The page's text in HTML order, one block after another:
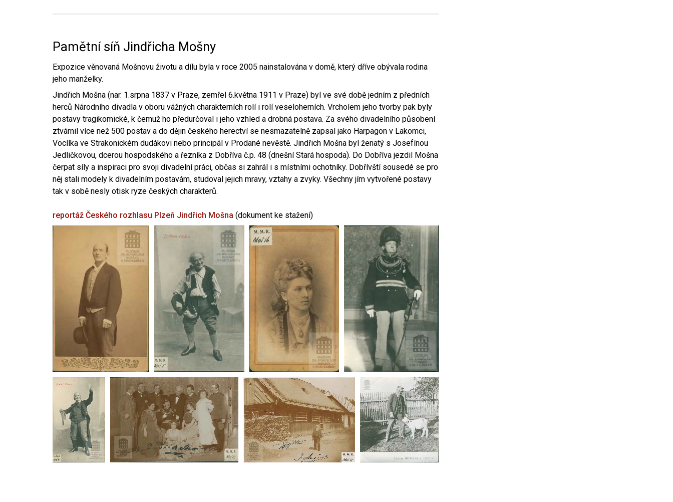
Pamětní síň Jindřicha Mošny
Expozice věnovaná Mošnovu životu a dílu byla v roce 2005 nainstalována v domě, který dříve obývala rodina
jeho manželky.
Jindřich Mošna (nar. 1.srpna 1837 v Praze, zemřel 6.května 1911 v Praze) byl ve své době jedním z předních
herců Národního divadla v oboru vážných charakterních rolí i rolí veseloherních. Vrcholem jeho tvorby pak byly
postavy tragikomické, k čemuž ho předurčoval i jeho vzhled a drobná postava. Za svého divadelního působení
ztvárnil více než 500 postav a do dějin českého herectví se nesmazatelně zapsal jako Harpagon v Lakomci,
Vocílka ve Strakonickém dudákovi nebo principál v Prodané nevěstě. Jindřich Mošna byl ženatý s Josefínou
Jedličkovou, dcerou hospodského a řezníka z Dobříva č.p. 48 (dnešní Stará hospoda). Do Dobříva jezdil Mošna
čerpat síly a inspiraci pro svoji divadelní práci, občas si zahrál i s místními ochotníky. Dobřívští sousedé se pro
něj stali modely k divadelním postavám, studoval jejich mravy, vztahy a zvyky. Všechny jím vytvořené postavy
tak v sobě nesly otisk ryze českých charakterů.
reportáž Českého rozhlasu Plzeň Jindřich Mošna (dokument ke stažení)